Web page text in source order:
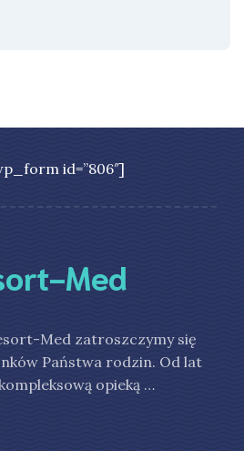
id=”806″]
Med
Med zatroszczymy się
Państwa rodzin. Od lat
opieką …